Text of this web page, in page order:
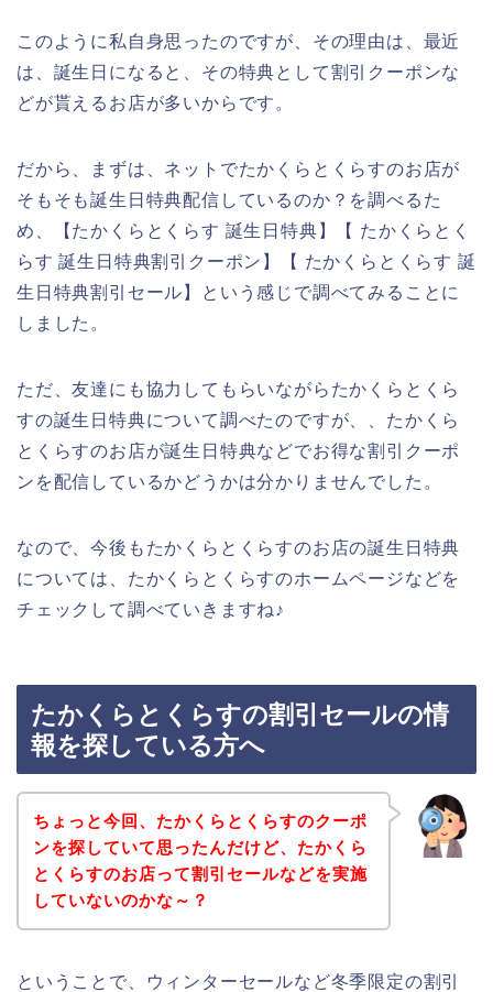
このように私自身思ったのですが、その理由は、最近
は、誕生日になると、その特典として割引クーポンな
どが貰えるお店が多いからです。
だから、まずは、ネットでたかくらとくらすのお店が
そもそも誕生日特典配信しているのか？を調べるた
め、【たかくらとくらす 誕生日特典】【 たかくらとく
らす 誕生日特典割引クーポン】【 たかくらとくらす 誕
生日特典割引セール】という感じで調べてみることに
しました。
ただ、友達にも協力してもらいながらたかくらとくら
すの誕生日特典について調べたのですが、、たかくら
とくらすのお店が誕生日特典などでお得な割引クーポ
ンを配信しているかどうかは分かりませんでした。
なので、今後もたかくらとくらすのお店の誕生日特典
については、たかくらとくらすのホームページなどを
チェックして調べていきますね♪
たかくらとくらすの割引セールの情
報を探している方へ
ちょっと今回、たかくらとくらすのクーポ
ンを探していて思ったんだけど、たかくら
とくらすのお店って割引セールなどを実施
していないのかな～？
ということで、ウィンターセールなど冬季限定の割引